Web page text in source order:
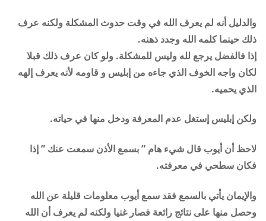
والدليل أنه لم يعرف الله في وقت حدوث المشكلة ولكنه عرف
ذلك حينما كلمه الله وجدد ذهنه.
إذا فالفضل يرجع لله وليس للمشكلة. ولو كان عرف ذلك قبلا
لكان واجه الخوف الذي جاءه من إبليس و قاومه لأنه يعرف إلهه
الذي يحميه.
ولكن إبليس إستغل عدم المعرفة ودخل منها في حياته.
لاحظ أن أيوب قال شيء هام ” بسمع الأذن سمعت عنك ” إذا
فكان سطحي في معرفته.
والإيمان يأتي بالسمع فقد سمع أيوب معلومات قليلة عن الله
وحصل منها على نتائج رائعة فصار غنيا ولكنه لم يعرف أن الله